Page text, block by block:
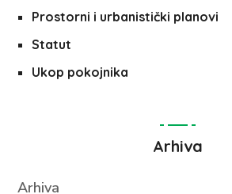
Prostorni i urbanistički planovi
Statut
Ukop pokojnika
Arhiva
Arhiva